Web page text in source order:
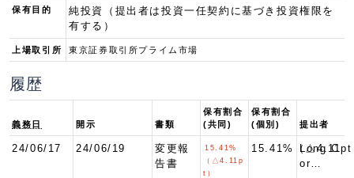
保有目的
純投資（提出者は投資一任契約に基づき投資権限を
有する）
上場取引所 東京証券取引所プライム市場
履歴
義務日 開示 書類
保有割合
(共同)
保有割合
(個別)
提出者
24/06/17 24/06/19
変更報
告書
15.41%
（△4.11p
t）
15.41%（△4.11pt
Long C
or…